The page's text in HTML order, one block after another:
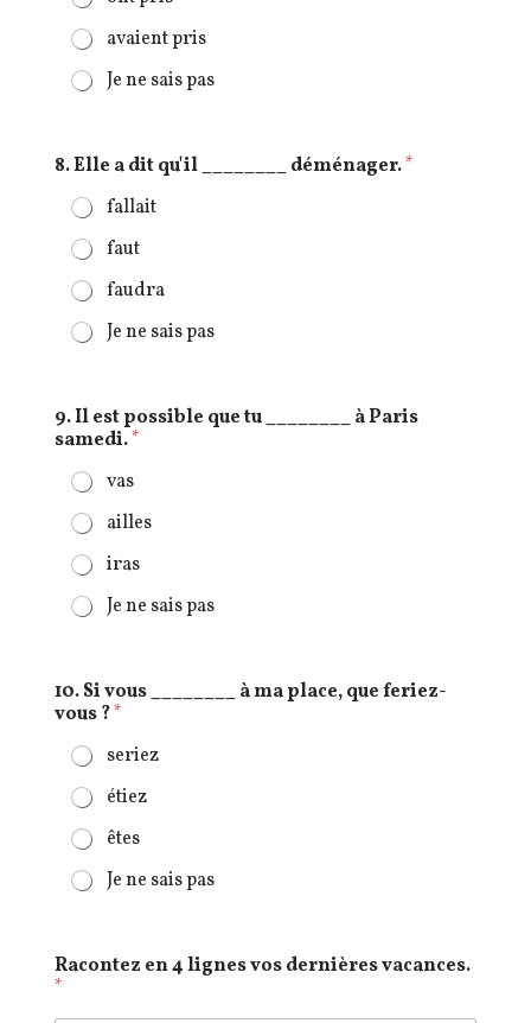
avaient pris
Je ne sais pas
8. Elle a dit qu'il ________ déménager.*
fallait
faut
faudra
Je ne sais pas
9. Il est possible que tu ________ à Paris
samedi.*
vas
ailles
iras
Je ne sais pas
10. Si vous ________ à ma place, que feriez-
vous ?*
seriez
étiez
êtes
Je ne sais pas
Racontez en 4 lignes vos dernières vacances.
*